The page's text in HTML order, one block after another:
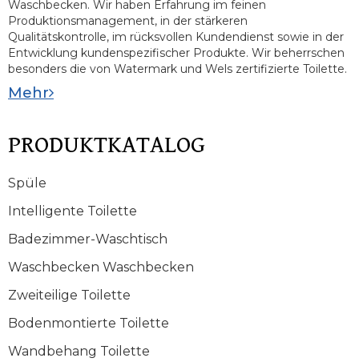
Waschbecken. Wir haben Erfahrung im feinen
Produktionsmanagement, in der stärkeren
Qualitätskontrolle, im rücksvollen Kundendienst sowie in der
Entwicklung kundenspezifischer Produkte. Wir beherrschen
besonders die von Watermark und Wels zertifizierte Toilette.
Mehr
PRODUKTKATALOG
Spüle
Intelligente Toilette
Badezimmer-Waschtisch
Waschbecken Waschbecken
Zweiteilige Toilette
Bodenmontierte Toilette
Wandbehang Toilette